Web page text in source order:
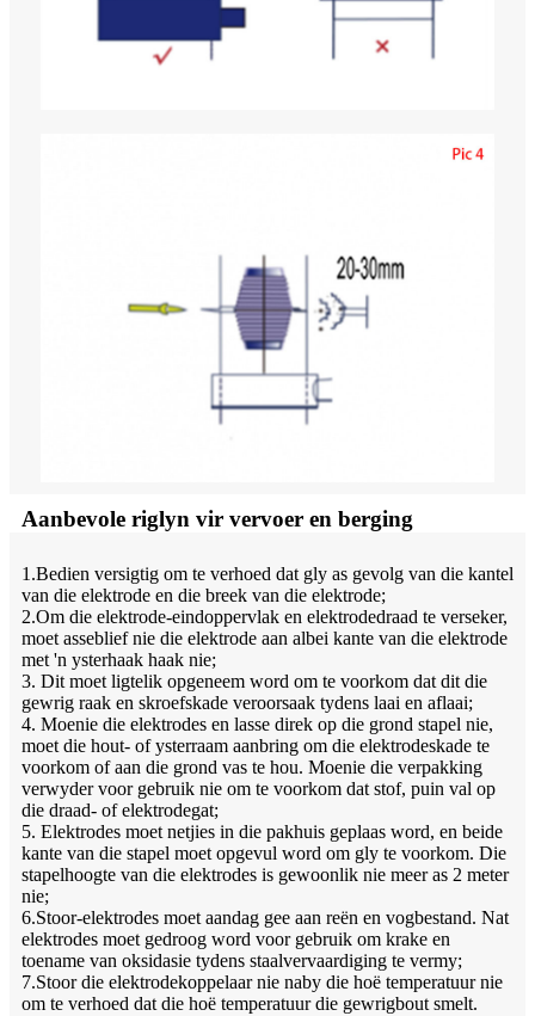
Aanbevole riglyn vir vervoer en berging
1.Bedien versigtig om te verhoed dat gly as gevolg van die kantel
van die elektrode en die breek van die elektrode;
2.Om die elektrode-eindoppervlak en elektrodedraad te verseker,
moet asseblief nie die elektrode aan albei kante van die elektrode
met 'n ysterhaak haak nie;
3. Dit moet ligtelik opgeneem word om te voorkom dat dit die
gewrig raak en skroefskade veroorsaak tydens laai en aflaai;
4. Moenie die elektrodes en lasse direk op die grond stapel nie,
moet die hout- of ysterraam aanbring om die elektrodeskade te
voorkom of aan die grond vas te hou. Moenie die verpakking
verwyder voor gebruik nie om te voorkom dat stof, puin val op
die draad- of elektrodegat;
5. Elektrodes moet netjies in die pakhuis geplaas word, en beide
kante van die stapel moet opgevul word om gly te voorkom. Die
stapelhoogte van die elektrodes is gewoonlik nie meer as 2 meter
nie;
6.Stoor-elektrodes moet aandag gee aan reën en vogbestand. Nat
elektrodes moet gedroog word voor gebruik om krake en
toename van oksidasie tydens staalvervaardiging te vermy;
7.Stoor die elektrodekoppelaar nie naby die hoë temperatuur nie
om te verhoed dat die hoë temperatuur die gewrigbout smelt.